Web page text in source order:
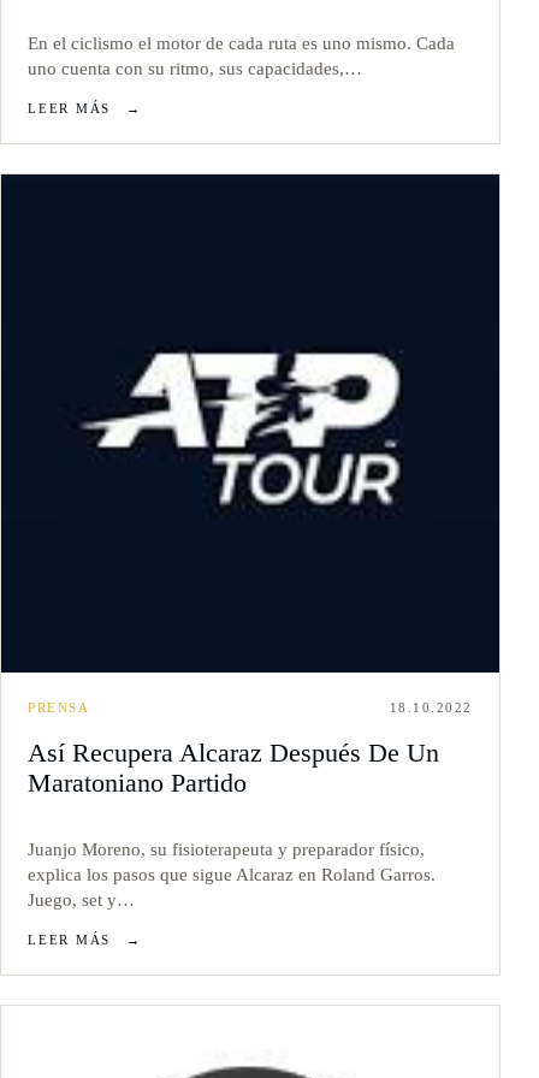
En el ciclismo el motor de cada ruta es uno mismo. Cada
uno cuenta con su ritmo, sus capacidades,…
LEER MÁS →
PRENSA 18.10.2022
Así Recupera Alcaraz Después De Un
Maratoniano Partido
Juanjo Moreno, su fisioterapeuta y preparador físico,
explica los pasos que sigue Alcaraz en Roland Garros.
Juego, set y…
LEER MÁS →